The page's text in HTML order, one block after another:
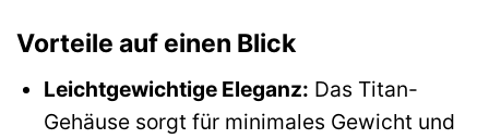
Vorteile auf einen Blick
Leichtgewichtige Eleganz: Das Titan-
Gehäuse sorgt für minimales Gewicht und